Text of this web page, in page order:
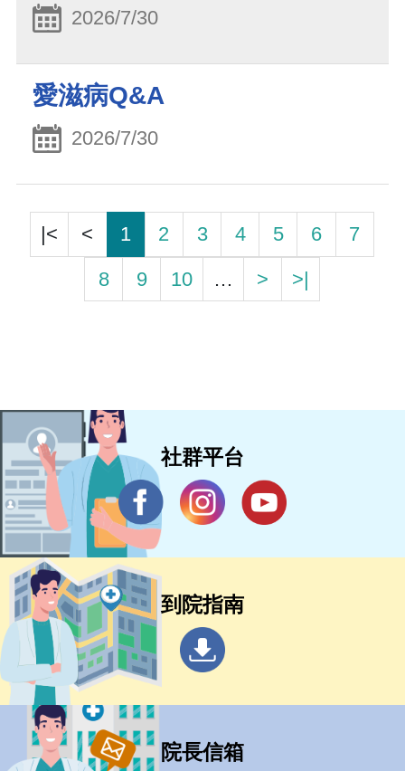
2026/7/30
愛滋病Q&A
2026/7/30
|< < 1 2 3 4 5 6
7
8
9 10 … > >|
社群平台
到院指南
院長信箱